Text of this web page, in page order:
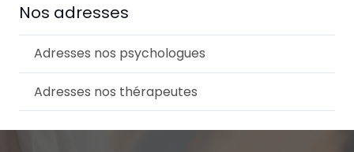
Nos adresses
Adresses nos psychologues
Adresses nos thérapeutes